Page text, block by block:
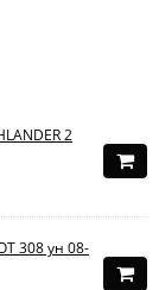
2
308 ун 08-